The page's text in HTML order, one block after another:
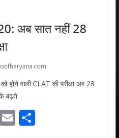
अब सात नहीं 28
वाली CLAT की परीक्षा अब 28
के बढ़ते
E S